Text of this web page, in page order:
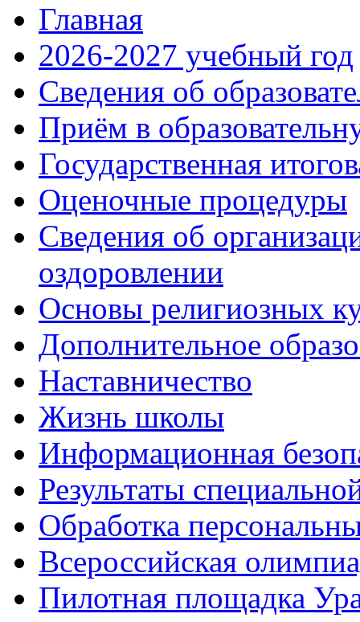
Главная
2026-2027 учебный год
Сведения об
Приём в
Государственная
Оценочные процедуры
Сведения об
оздоровлении
Основы религиозных
Дополнительное
Наставничество
Жизнь школы
Информационная
Результаты
Обработка
Всероссийская
Пилотная площадка